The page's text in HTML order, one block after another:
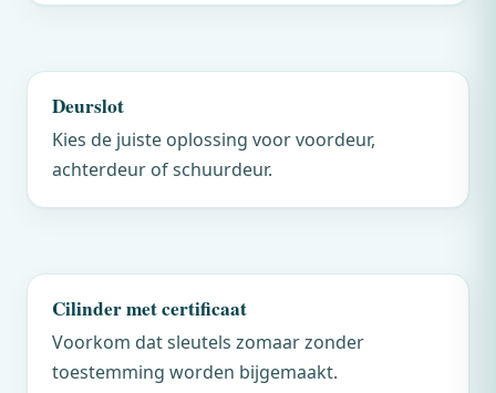
Deurslot
Kies de juiste oplossing voor voordeur,
achterdeur of schuurdeur.
Cilinder met certificaat
Voorkom dat sleutels zomaar zonder
toestemming worden bijgemaakt.